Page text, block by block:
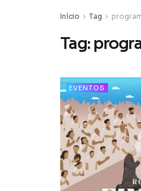
Início Tag
Tag:
EVENTOS